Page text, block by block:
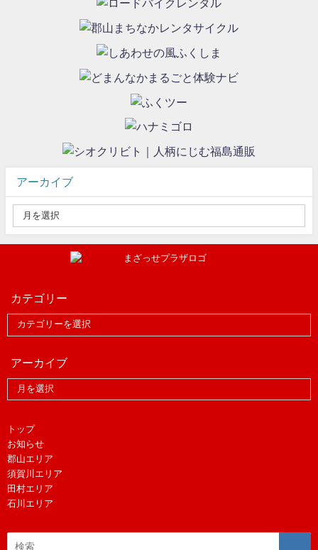
アーカイブ
カテゴリー
アーカイブ
トップ
お知らせ
郡山エリア
須賀川エリア
田村エリア
石川エリア